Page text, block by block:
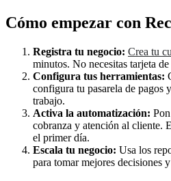
Cómo empezar con
Registra tu negocio: Crea tu
minutos. No necesitas tarjeta
Configura tus herramientas:
configura tu pasarela de pagos
trabajo.
Activa la automatización:
cobranza y atención al cliente.
el primer día.
Escala tu negocio: Usa los
para tomar mejores decisiones